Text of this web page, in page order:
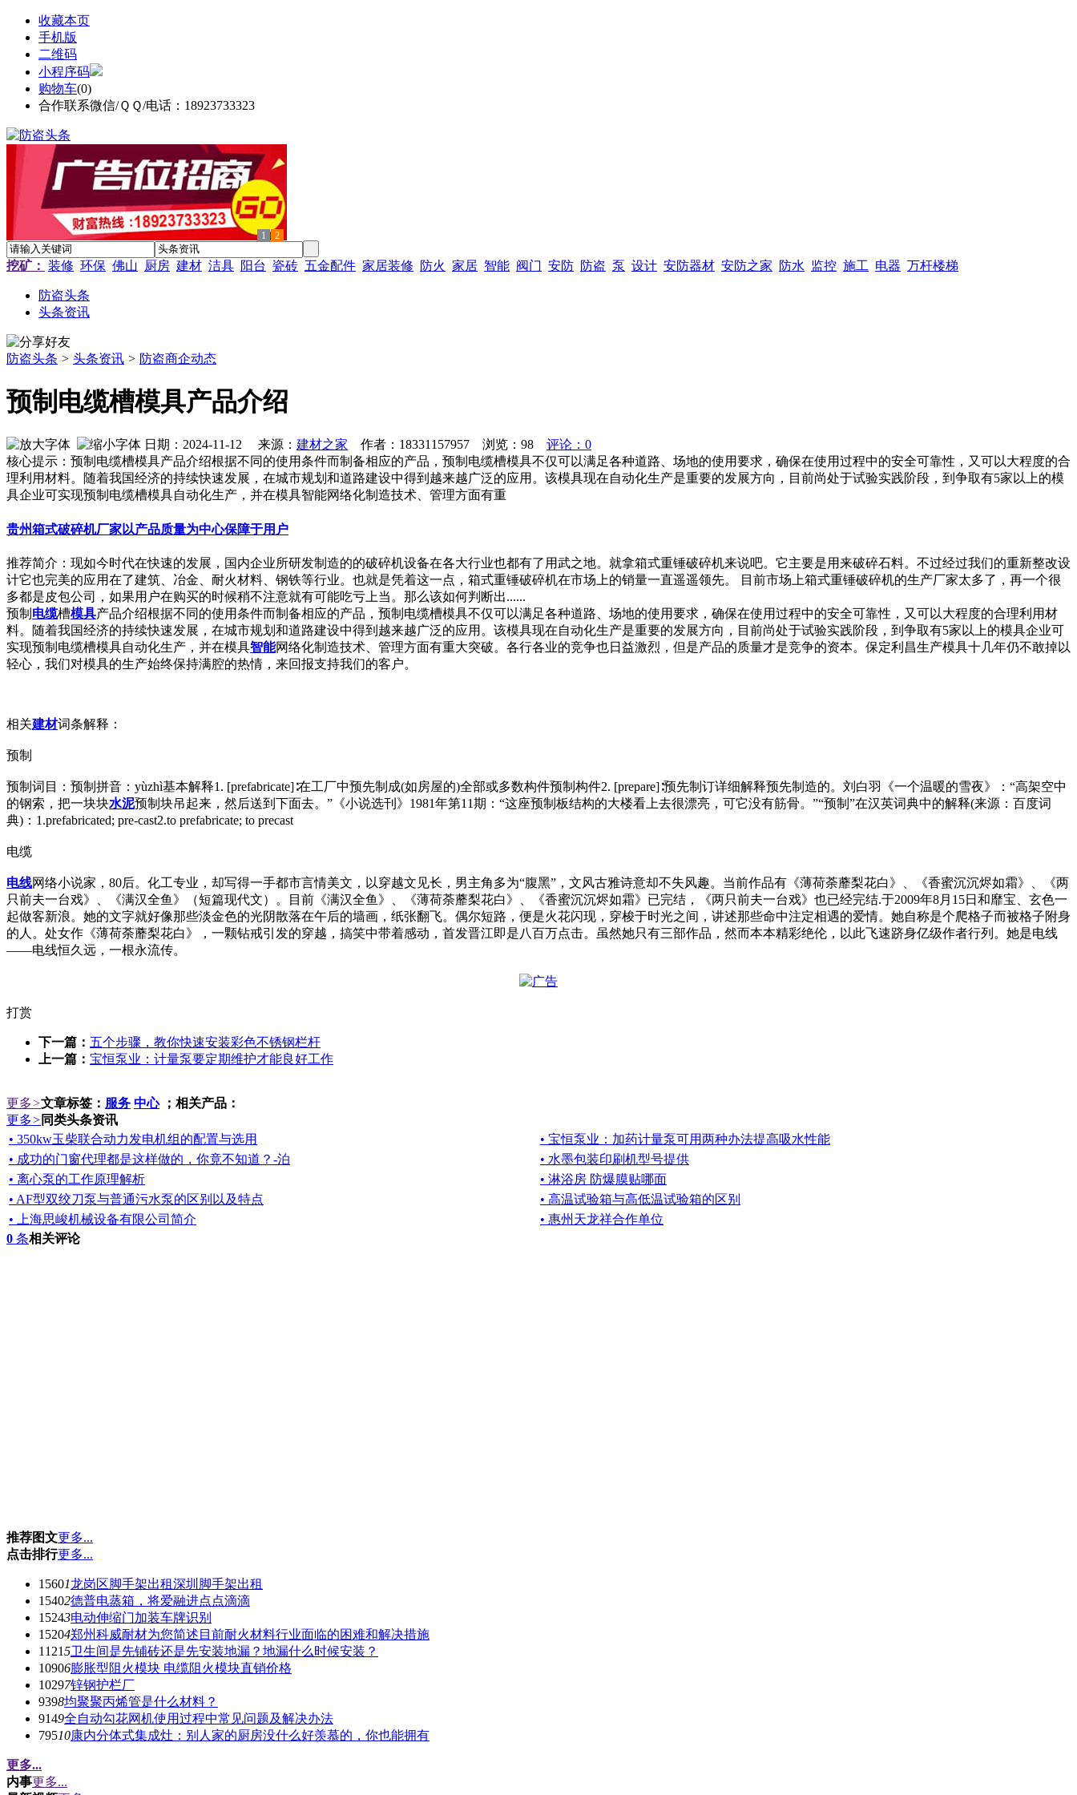
收藏本页
手机版
二维码
小程序码
购物车(0)
合作联系微信/ＱＱ/电话：18923733323
1 2
挖矿： 装修 环保 佛山 厨房 建材 洁具 阳台 瓷砖 五金配件 家居装修 防火 家居 智能 阀门 安防 防盗 泵 设计 安防器材 安防之家 防水 监控 施工 电器 万杆楼梯
防盗头条
头条资讯
防盗头条 > 头条资讯 > 防盗商企动态
预制电缆槽模具产品介绍
日期：2024-11-12 来源： 建材之家 作者：18331157957 浏览： 98
评论：0
核心提示：预制电缆槽模具产品介绍根据不同的使用条件而制备相应的产品，预制电缆槽模具不仅可以满足各种道路、场地的使用要求，确保在使用过程中的安全可靠性，又可以大程度的合
理利用材料。随着我国经济的持续快速发展，在城市规划和道路建设中得到越来越广泛的应用。该模具现在自动化生产是重要的发展方向，目前尚处于试验实践阶段，到争取有5家以上的模
具企业可实现预制电缆槽模具自动化生产，并在模具智能网络化制造技术、管理方面有重
贵州箱式破碎机厂家以产品质量为中心保障于用户
推荐简介：现如今时代在快速的发展，国内企业所研发制造的的破碎机设备在各大行业也都有了用武之地。就拿箱式重锤破碎机来说吧。它主要是用来破碎石料。不过经过我们的重新整改设
计它也完美的应用在了建筑、冶金、耐火材料、钢铁等行业。也就是凭着这一点，箱式重锤破碎机在市场上的销量一直遥遥领先。 目前市场上箱式重锤破碎机的生产厂家太多了，再一个很
多都是皮包公司，如果用户在购买的时候稍不注意就有可能吃亏上当。那么该如何判断出......
预制 电缆槽模具产品介绍根据不同的使用条件而制备相应的产品，预制电缆槽模具不仅可以满足各种道路、场地的使用要求，确保在使用过程中的安全可靠性，又可以大程度的合理利用材
料。随着我国经济的持续快速发展，在城市规划和道路建设中得到越来越广泛的应用。该模具现在自动化生产是重要的发展方向，目前尚处于试验实践阶段，到争取有5家以上的模具企业可
实现预制电缆槽模具自动化生产，并在模具智能网络化制造技术、管理方面有重大突破。各行各业的竞争也日益激烈，但是产品的质量才是竞争的资本。保定利昌生产模具十几年仍不敢掉以
轻心，我们对模具的生产始终保持满腔的热情，来回报支持我们的客户。
相关建材词条解释：
预制
预制词目：预制拼音：yùzhì基本解释1. [prefabricate]∶在工厂中预先制成(如房屋的)全部或多数构件预制构件2. [prepare]∶预先制订详细解释预先制造的。刘白羽《一个温暖的雪夜》：“高架空中
的钢索，把一块块水泥预制块吊起来，然后送到下面去。”《小说选刊》1981年第11期：“这座预制板结构的大楼看上去很漂亮，可它没有筋骨。”“预制”在汉英词典中的解释(来源：百度词
典)：1.prefabricated; pre-cast2.to prefabricate; to precast
电缆
电线网络小说家，80后。化工专业，却写得一手都市言情美文，以穿越文见长，男主角多为“腹黑”，文风古雅诗意却不失风趣。当前作品有《薄荷荼蘼梨花白》、《香蜜沉沉烬如霜》、《两
只前夫一台戏》、《满汉全鱼》（短篇现代文）。目前《满汉全鱼》、《薄荷荼蘼梨花白》、《香蜜沉沉烬如霜》已完结，《两只前夫一台戏》也已经完结.于2009年8月15日和靡宝、玄色一
起做客新浪。她的文字就好像那些淡金色的光阴散落在午后的墙画，纸张翻飞。偶尔短路，便是火花闪现，穿梭于时光之间，讲述那些命中注定相遇的爱情。她自称是个爬格子而被格子附身
的人。处女作《薄荷荼蘼梨花白》，一颗钻戒引发的穿越，搞笑中带着感动，首发晋江即是八百万点击。虽然她只有三部作品，然而本本精彩绝伦，以此飞速跻身亿级作者行列。她是电线
——电线恒久远，一根永流传。
打赏
下一篇： 五个步骤，教你快速安装彩色不锈钢栏杆
上一篇： 宝恒泵业：计量泵要定期维护才能良好工作
更多>文章标签： 服务 中心；相关产品：
更多> 同类头条资讯
• 350kw玉柴联合动力发电机组的配置与选用
• 宝恒泵业：加药计量泵可用两种办法提高吸水性能
• 成功的门窗代理都是这样做的，你竟不知道？-泊
• 水墨包装印刷机型号提供
• 离心泵的工作原理解析
• 淋浴房 防爆膜贴哪面
• AF型双绞刀泵与普通污水泵的区别以及特点
• 高温试验箱与高低温试验箱的区别
• 上海思峻机械设备有限公司简介
• 惠州天龙祥合作单位
0 条相关评论
推荐图文更多...
点击排行更多...
15601龙岗区脚手架出租深圳脚手架出租
15402德普电蒸箱，将爱融进点点滴滴
15243电动伸缩门加装车牌识别
15204郑州科威耐材为您简述目前耐火材料行业面临的困难和解决措施
11215卫生间是先铺砖还是先安装地漏？地漏什么时候安装？
10906膨胀型阻火模块 电缆阻火模块直销价格
10297锌钢护栏厂
9398均聚聚丙烯管是什么材料？
9149全自动勾花网机使用过程中常见问题及解决办法
79510康内分体式集成灶：别人家的厨房没什么好羡慕的，你也能拥有
更多...
内事更多...